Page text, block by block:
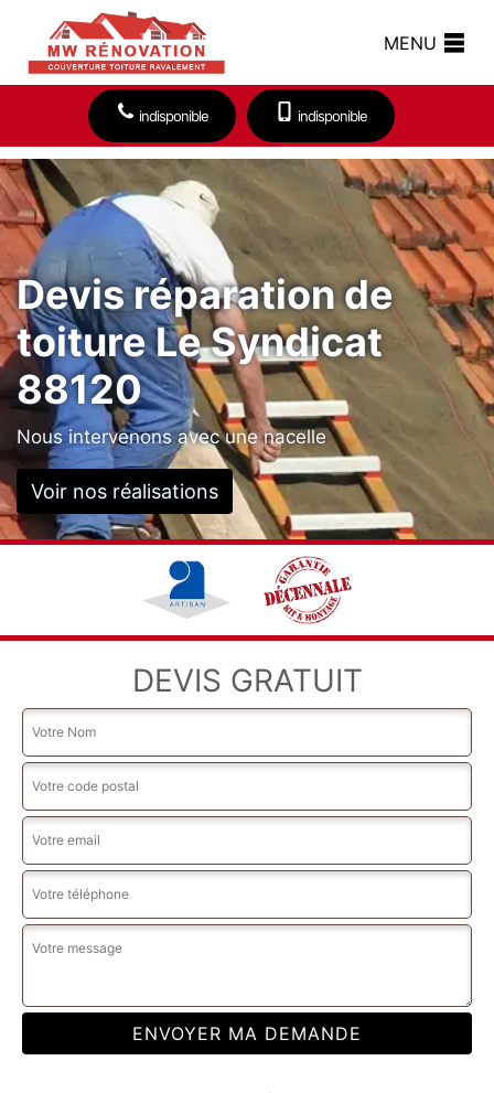
MENU
indisponible indisponible
Devis réparation de
toiture Le Syndicat
88120
Nous intervenons avec une nacelle
Voir nos réalisations
DEVIS GRATUIT